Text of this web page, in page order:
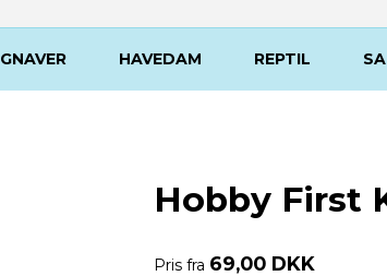
GNAVER HAVEDAM REPTIL
Hobby First
Pris fra 69,00 DKK